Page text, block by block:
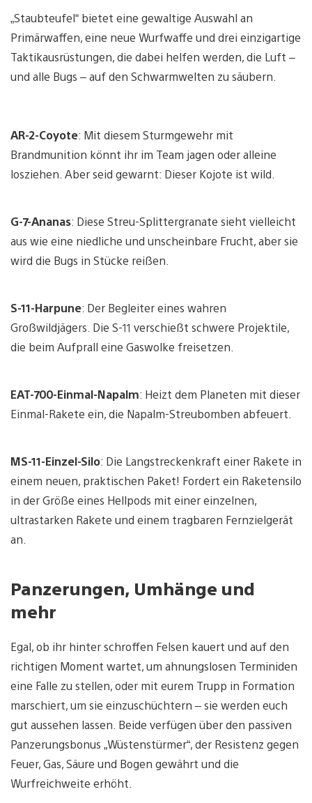
„Staubteufel“ bietet eine gewaltige Auswahl an
Primärwaffen, eine neue Wurfwaffe und drei einzigartige
Taktikausrüstungen, die dabei helfen werden, die Luft –
und alle Bugs – auf den Schwarmwelten zu säubern.
AR-2-Coyote: Mit diesem Sturmgewehr mit
Brandmunition könnt ihr im Team jagen oder alleine
losziehen. Aber seid gewarnt: Dieser Kojote ist wild.
G-7-Ananas: Diese Streu-Splittergranate sieht vielleicht
aus wie eine niedliche und unscheinbare Frucht, aber sie
wird die Bugs in Stücke reißen.
S-11-Harpune: Der Begleiter eines wahren
Großwildjägers. Die S-11 verschießt schwere Projektile,
die beim Aufprall eine Gaswolke freisetzen.
EAT-700-Einmal-Napalm: Heizt dem Planeten mit dieser
Einmal-Rakete ein, die Napalm-Streubomben abfeuert.
MS-11-Einzel-Silo: Die Langstreckenkraft einer Rakete in
einem neuen, praktischen Paket! Fordert ein Raketensilo
in der Größe eines Hellpods mit einer einzelnen,
ultrastarken Rakete und einem tragbaren Fernzielgerät
an.
Panzerungen, Umhänge und
mehr
Egal, ob ihr hinter schroffen Felsen kauert und auf den
richtigen Moment wartet, um ahnungslosen Terminiden
eine Falle zu stellen, oder mit eurem Trupp in Formation
marschiert, um sie einzuschüchtern – sie werden euch
gut aussehen lassen. Beide verfügen über den passiven
Panzerungsbonus „Wüstenstürmer“, der Resistenz gegen
Feuer, Gas, Säure und Bogen gewährt und die
Wurfreichweite erhöht.